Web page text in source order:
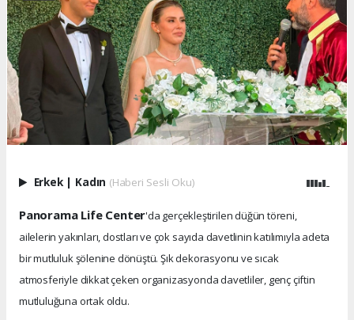
Erkek | Kadın (Haberi Sesli Oku)
Panorama Life Center'da gerçekleştirilen düğün töreni,
ailelerin yakınları, dostları ve çok sayıda davetlinin katılımıyla adeta
bir mutluluk şölenine dönüştü. Şık dekorasyonu ve sıcak
atmosferiyle dikkat çeken organizasyonda davetliler, genç çiftin
mutluluğuna ortak oldu.